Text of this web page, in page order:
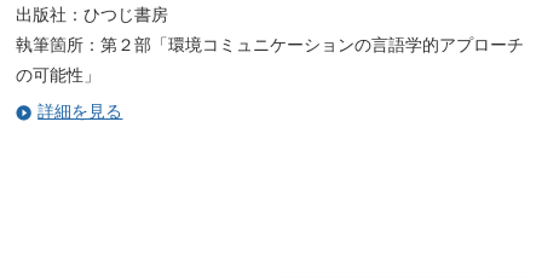
出版社：ひつじ書房
執筆箇所：第２部「環境コミュニケーションの言語学的アプローチ
の可能性」
詳細を見る